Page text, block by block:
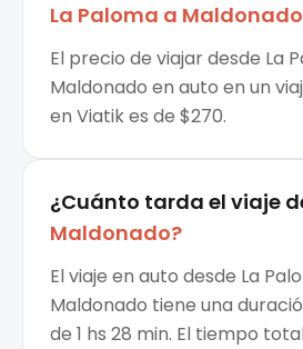
La Paloma a Maldonado
El precio de viajar desde La
Maldonado en auto en un
en Viatik es de $270.
¿Cuánto tarda el viaje
Maldonado?
El viaje en auto desde La
Maldonado tiene una
de 1 hs 28 min. El tiempo